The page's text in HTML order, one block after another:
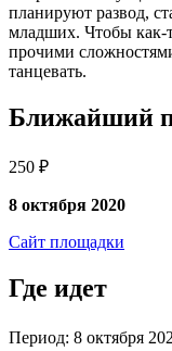
планируют развод,
младших. Чтобы как-
прочими
танцевать.
Ближайший
250 ₽
8 октября 2020
Сайт площадки
Где идет
Период: 8 октября